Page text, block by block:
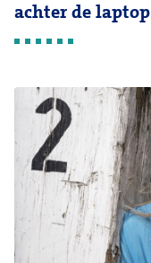
achter de laptop